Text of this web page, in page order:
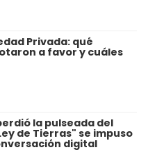
Privada: qué
a favor y cuáles
la pulseada del
de Tierras" se impuso
digital